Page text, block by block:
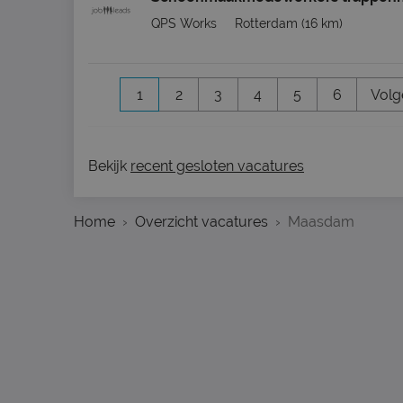
QPS Works Rotterdam (16 km)
1 2 3 4 5 6
Bekijk recent gesloten vacatures
Home Overzicht vacatures Maasdam